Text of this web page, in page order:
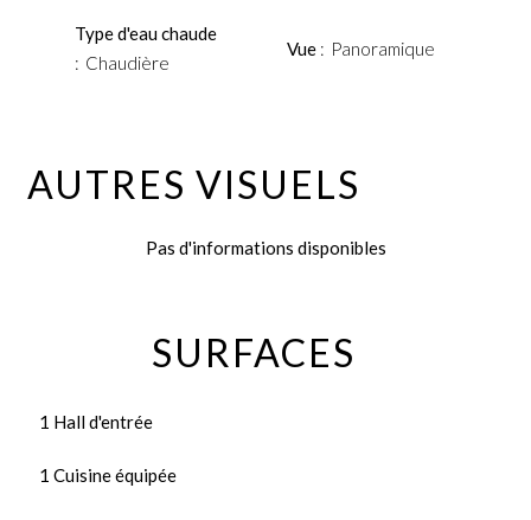
Type d'eau chaude
Chaudière
Vue Panoramique
AUTRES VISUELS
Pas d'informations disponibles
SURFACES
1 Hall d'entrée
1 Cuisine équipée